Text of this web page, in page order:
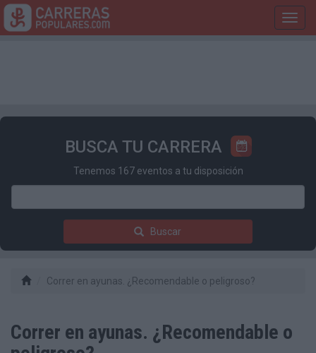
BUSCA TU CARRERA
Tenemos 167 eventos a tu disposición
Buscar
Correr en ayunas. ¿Recomendable o peligroso?
Correr en ayunas. ¿Recomendable o